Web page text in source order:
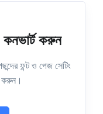
করুন
ফন্ট ও পেজ সেটিং
করুন।